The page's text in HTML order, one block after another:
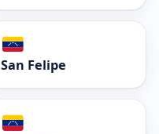
San Felipe